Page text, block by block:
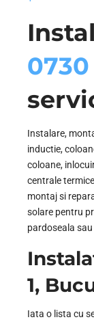
0730
Instalare,
inductie,
coloane,
centrale
montaj si
solare pentru
pardoseala
1,
Iata o lista cu